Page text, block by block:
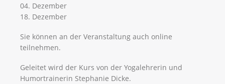
04. Dezember
18. Dezember
Sie können an der Veranstaltung auch online
teilnehmen.
Geleitet wird der Kurs von der Yogalehrerin und
Humortrainerin Stephanie Dicke.